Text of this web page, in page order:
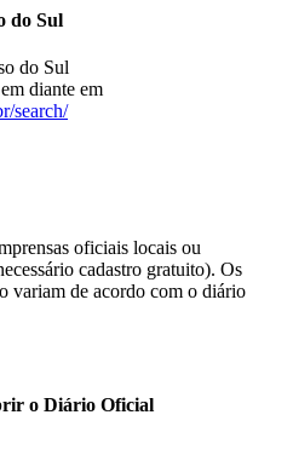
do Sul
do Sul
diante em
search/
oficiais locais ou
cadastro gratuito). Os
variam de acordo com o diário
o Diário Oficial